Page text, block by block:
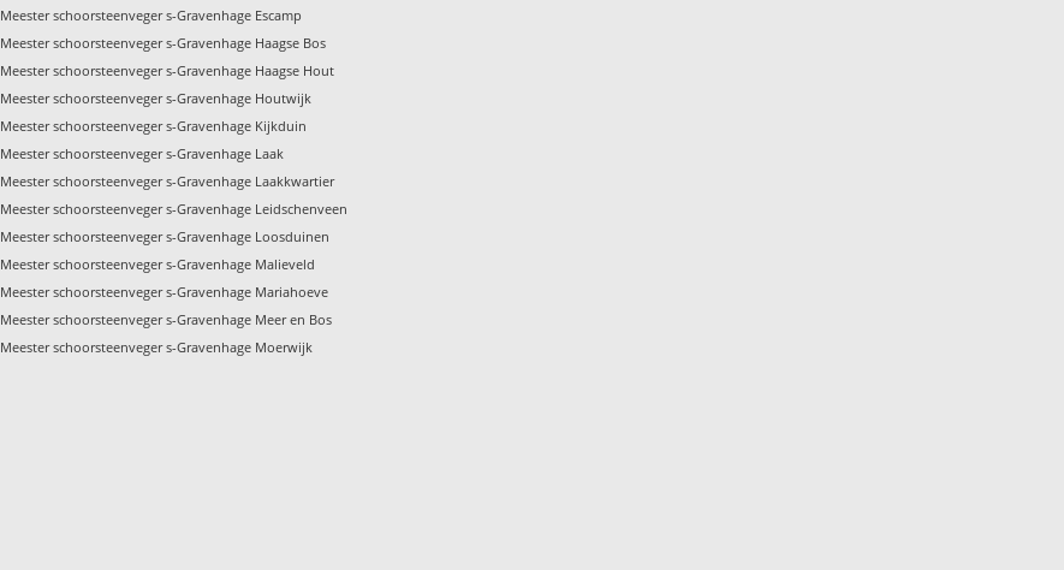
Meester schoorsteenveger s-Gravenhage Escamp
Meester schoorsteenveger s-Gravenhage Haagse Bos
Meester schoorsteenveger s-Gravenhage Haagse Hout
Meester schoorsteenveger s-Gravenhage Houtwijk
Meester schoorsteenveger s-Gravenhage Kijkduin
Meester schoorsteenveger s-Gravenhage Laak
Meester schoorsteenveger s-Gravenhage Laakkwartier
Meester schoorsteenveger s-Gravenhage Leidschenveen
Meester schoorsteenveger s-Gravenhage Loosduinen
Meester schoorsteenveger s-Gravenhage Malieveld
Meester schoorsteenveger s-Gravenhage Mariahoeve
Meester schoorsteenveger s-Gravenhage Meer en Bos
Meester schoorsteenveger s-Gravenhage Moerwijk